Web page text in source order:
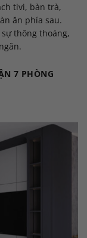
tivi, bàn trà,
ăn phía sau.
thông thoáng,
7 PHÒNG